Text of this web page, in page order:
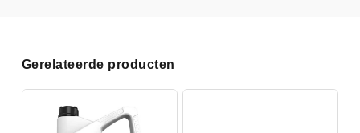
Gerelateerde producten